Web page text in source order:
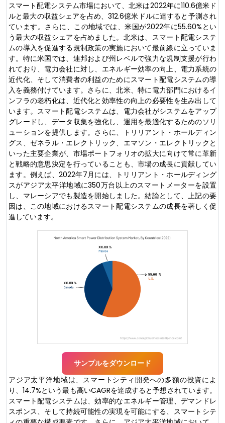
スマート配電システム市場において、北米は2022年に110.6億米ド
ルと最大の収益シェアを占め、312.6億米ドルに達すると予測され
ています。さらに、この地域では、米国が2022年に55.60%とい
う最大の収益シェアを占めました。北米は、スマート配電システ
ムの導入を促進する規制政策の実施において最前線に立っていま
す。特に米国では、連邦および州レベルで強力な規制支援が行わ
れており、電力会社に対し、エネルギー効率の向上、電力系統の
近代化、そして消費者の利益のためにスマート配電システムの導
入を義務付けています。さらに、北米、特に電力部門におけるイ
ンフラの老朽化は、近代化と効率性の向上の必要性を生み出して
います。スマート配電システムは、電力会社がシステムをアップ
グレードし、データ収集を強化し、運用を最適化するためのソリ
ューションを提供します。さらに、トリリアント・ホールディン
グス、ゼネラル・エレクトリック、エマソン・エレクトリックと
いった主要企業が、市場ポートフォリオの拡大に向けて常に革新
と戦略的意思決定を行っていることも、市場の成長に貢献してい
ます。例えば、2022年7月には、トリリアント・ホールディング
スがアジア太平洋地域に350万台以上のスマートメーターを設置
し、マレーシアでも製造を開始しました。結論として、上記の要
因は、この地域におけるスマート配電システムの成長を著しく促
進しています。
サンプルをダウンロード
アジア太平洋地域は、スマートシティ開発への多額の投資によ
り、14.7%という最も高いCAGRを達成すると予想されています。
スマート配電システムは、効率的なエネルギー管理、デマンドレ
スポンス、そして持続可能性の実現を可能にする、スマートシテ